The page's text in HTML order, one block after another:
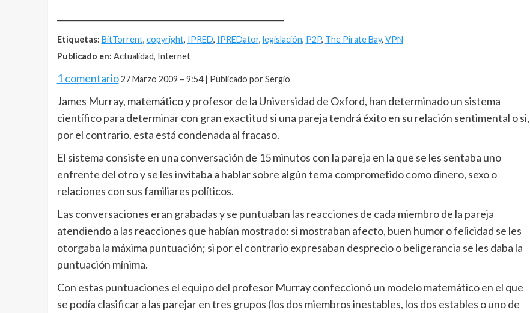
Etiquetas: BitTorrent, copyright, IPRED, IPREDator, legislación, P2P, The Pirate Bay, VPN
Publicado en: Actualidad, Internet
1 comentario 27 Marzo 2009 – 9:54 | Publicado por Sergio
James Murray, matemático y profesor de la Universidad de Oxford, han determinado un sistema
científico para determinar con gran exactitud si una pareja tendrá éxito en su relación sentimental o si,
por el contrario, esta está condenada al fracaso.
El sistema consiste en una conversación de 15 minutos con la pareja en la que se les sentaba uno
enfrente del otro y se les invitaba a hablar sobre algún tema comprometido como dinero, sexo o
relaciones con sus familiares políticos.
Las conversaciones eran grabadas y se puntuaban las reacciones de cada miembro de la pareja
atendiendo a las reacciones que habían mostrado: si mostraban afecto, buen humor o felicidad se les
otorgaba la máxima puntuación; si por el contrario expresaban desprecio o beligerancia se les daba la
puntuación mínima.
Con estas puntuaciones el equipo del profesor Murray confeccionó un modelo matemático en el que
se podía clasificar a las parejar en tres grupos (los dos miembros inestables, los dos estables o uno de